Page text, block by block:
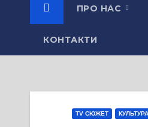
ПРО НАС
КОНТАКТИ
TV СЮЖЕТ КУЛЬТУРА